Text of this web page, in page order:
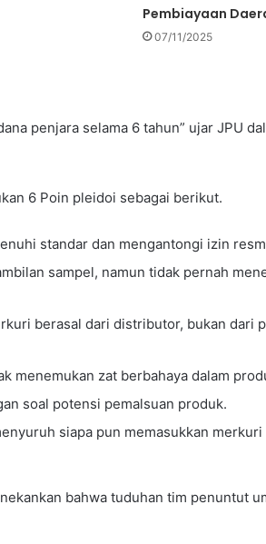
Pembiayaan
07/11/2025
penjara selama 6 tahun” ujar JPU
6 Poin pleidoi sebagai berikut.
standar dan mengantongi izin
sampel, namun tidak pernah
berasal dari distributor, bukan dari
menemukan zat berbahaya dalam
soal potensi pemalsuan produk.
siapa pun memasukkan merkuri
bahwa tuduhan tim penuntut